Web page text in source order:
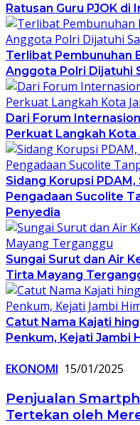
Ratusan Guru PJOK di
Terlibat Pembunuhan
Anggota Polri Dijatuhi
Dari Forum
Perkuat Langkah Kota
Sidang Korupsi PDAM,
Pengadaan Sucolite
Penyedia
Sungai Surut dan Air
Tirta Mayang
Catut Nama Kajati
Penkum, Kejati Jambi
EKONOMI 15/01/2025
Penjualan
Tertekan oleh